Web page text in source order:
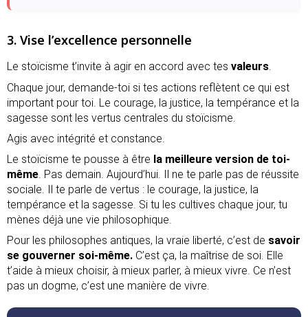
3. Vise l’excellence personnelle
Le stoïcisme t’invite à agir en accord avec tes valeurs.
Chaque jour, demande-toi si tes actions reflètent ce qui est
important pour toi. Le courage, la justice, la tempérance et la
sagesse sont les vertus centrales du stoïcisme.
Agis avec intégrité et constance.
Le stoïcisme te pousse à être la meilleure version de toi-
même. Pas demain. Aujourd’hui. Il ne te parle pas de réussite
sociale. Il te parle de vertus : le courage, la justice, la
tempérance et la sagesse. Si tu les cultives chaque jour, tu
mènes déjà une vie philosophique.
Pour les philosophes antiques, la vraie liberté, c’est de savoir
se gouverner soi-même. C’est ça, la maîtrise de soi. Elle
t’aide à mieux choisir, à mieux parler, à mieux vivre. Ce n’est
pas un dogme, c’est une manière de vivre.